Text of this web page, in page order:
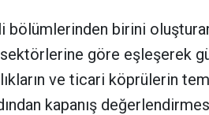
bölümlerinden birini
sektörlerine göre eşleşerek
ve ticari köprülerin
kapanış